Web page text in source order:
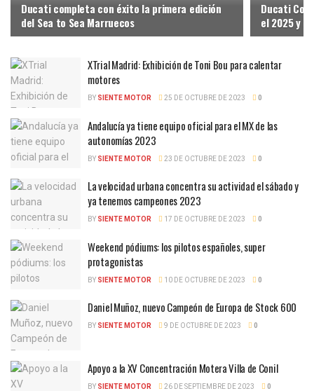
Ducati completa con éxito la primera edición
del Sea to Sea Marruecos
Ducati
el 2025 y
XTrial Madrid: Exhibición de Toni Bou para calentar
motores
BY SIENTE MOTOR 25 DE OCTUBRE DE 2023 0
Andalucía ya tiene equipo oficial para el MX de las
autonomías 2023
BY SIENTE MOTOR 23 DE OCTUBRE DE 2023 0
La velocidad urbana concentra su actividad el sábado y
ya tenemos campeones 2023
BY SIENTE MOTOR 17 DE OCTUBRE DE 2023 0
Weekend pódiums: los pilotos españoles, super
protagonistas
BY SIENTE MOTOR 10 DE OCTUBRE DE 2023 0
Daniel Muñoz, nuevo Campeón de Europa de Stock 600
BY SIENTE MOTOR 9 DE OCTUBRE DE 2023 0
Apoyo a la XV Concentración Motera Villa de Conil
BY SIENTE MOTOR 26 DE SEPTIEMBRE DE 2023 0